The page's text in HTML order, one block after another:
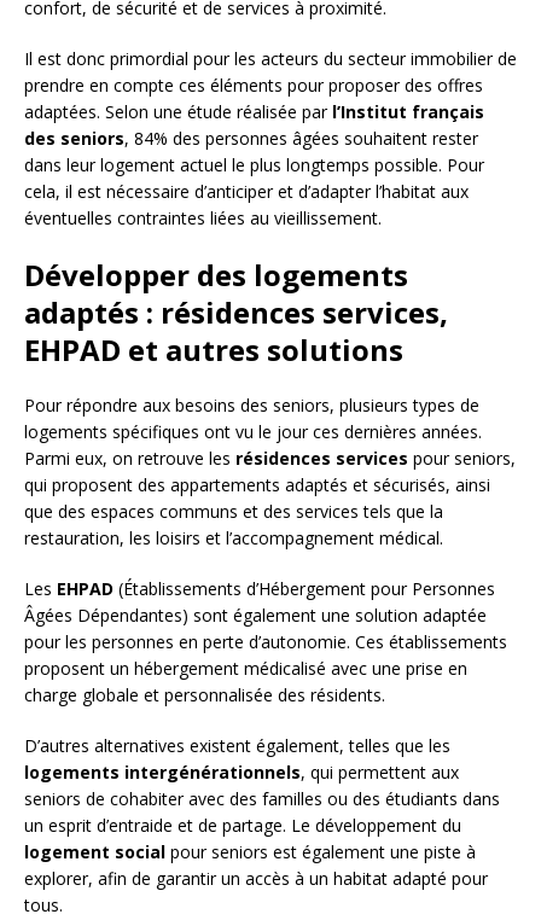
confort, de sécurité et de services à proximité.
Il est donc primordial pour les acteurs du secteur immobilier de
prendre en compte ces éléments pour proposer des offres
adaptées. Selon une étude réalisée par l’Institut français
des seniors, 84% des personnes âgées souhaitent rester
dans leur logement actuel le plus longtemps possible. Pour
cela, il est nécessaire d’anticiper et d’adapter l’habitat aux
éventuelles contraintes liées au vieillissement.
Développer des logements
adaptés : résidences services,
EHPAD et autres solutions
Pour répondre aux besoins des seniors, plusieurs types de
logements spécifiques ont vu le jour ces dernières années.
Parmi eux, on retrouve les résidences services pour seniors,
qui proposent des appartements adaptés et sécurisés, ainsi
que des espaces communs et des services tels que la
restauration, les loisirs et l’accompagnement médical.
Les EHPAD (Établissements d’Hébergement pour Personnes
Âgées Dépendantes) sont également une solution adaptée
pour les personnes en perte d’autonomie. Ces établissements
proposent un hébergement médicalisé avec une prise en
charge globale et personnalisée des résidents.
D’autres alternatives existent également, telles que les
logements intergénérationnels, qui permettent aux
seniors de cohabiter avec des familles ou des étudiants dans
un esprit d’entraide et de partage. Le développement du
logement social pour seniors est également une piste à
explorer, afin de garantir un accès à un habitat adapté pour
tous.